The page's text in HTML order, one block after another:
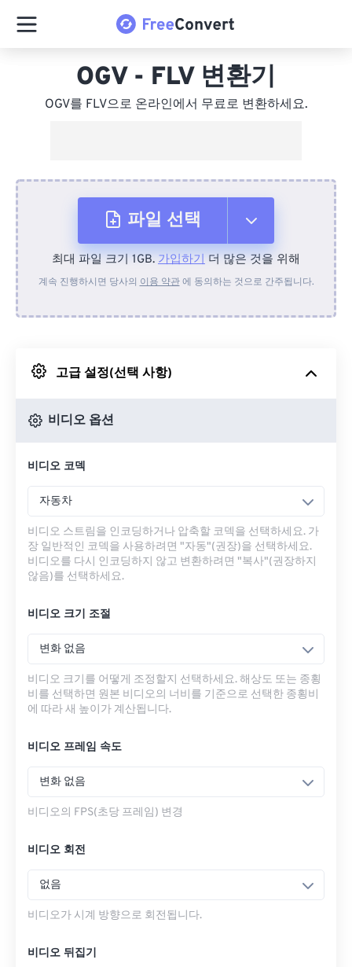
OGV - FLV 변환기
OGV를 FLV으로 온라인에서 무료로 변환하세요.
파일 선택
장치에서
Google 드라이브에서
최대 파일 크기 1GB. 가입하기 더 많은 것을 위해
계속 진행하시면 당사의 이용 약관에 동의하는 것으로 간주됩니다.
고급 설정(선택 사항)
비디오 옵션
비디오 코덱
자동차
비디오 스트림을 인코딩하거나 압축할 코덱을 선택하세요. 가
장 일반적인 코덱을 사용하려면 "자동"(권장)을 선택하세요.
비디오를 다시 인코딩하지 않고 변환하려면 "복사"(권장하지
않음)를 선택하세요.
비디오 크기 조절
변화 없음
비디오 크기를 어떻게 조정할지 선택하세요. 해상도 또는 종횡
비를 선택하면 원본 비디오의 너비를 기준으로 선택한 종횡비
에 따라 새 높이가 계산됩니다.
비디오 프레임 속도
변화 없음
비디오의 FPS(초당 프레임) 변경
비디오 회전
없음
비디오가 시계 방향으로 회전됩니다.
비디오 뒤집기